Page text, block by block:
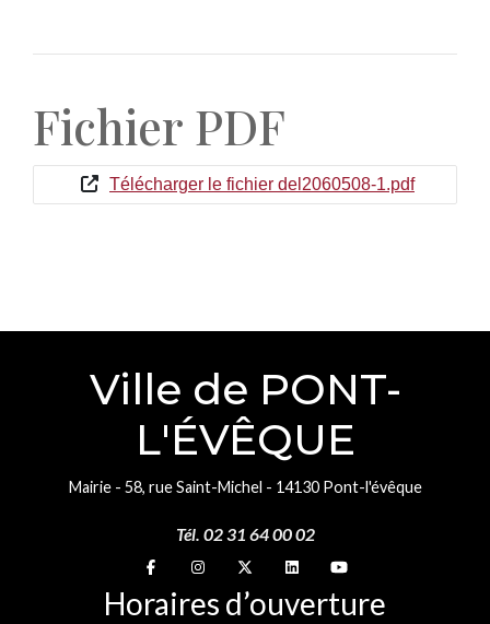
Fichier PDF
Télécharger le fichier del2060508-1.pdf
Ville de PONT-
L'ÉVÊQUE
Mairie - 58, rue Saint-Michel - 14130 Pont-l'évêque
Tél. 02 31 64 00 02
Suivez-nous sur
Suivez-nous sur
Suivez-nous sur
Suivez-nous sur
Suivez-nous sur
Horaires d’ouverture